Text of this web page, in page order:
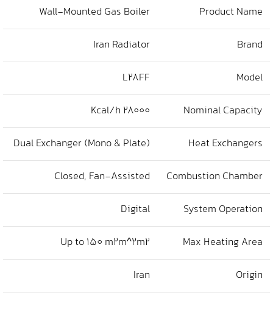
Product Name
Wall-Mounted Gas Boiler
Brand
Iran Radiator
Model
L28FF
Nominal Capacity
28000 Kcal/h
Heat Exchangers
Dual Exchanger (Mono & Plate)
Combustion Chamber
Closed, Fan-Assisted
System Operation
Digital
Max Heating Area
Up to 150 m2m^2m2
Origin
Iran